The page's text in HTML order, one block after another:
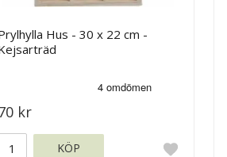
Hus - 30 x 22 cm -
kr
KÖP